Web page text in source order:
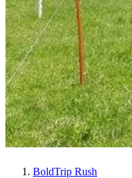
BoldTrip Rush